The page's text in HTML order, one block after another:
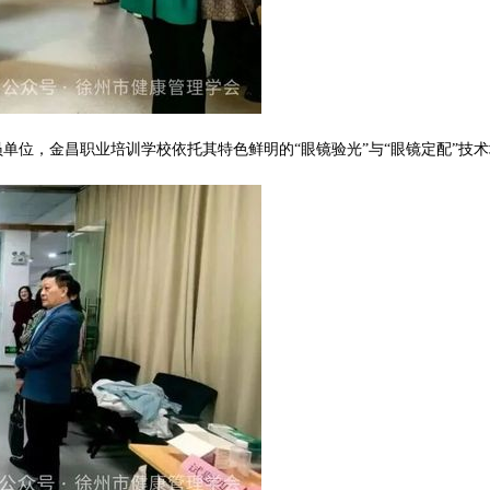
位，金昌职业培训学校依托其特色鲜明的“眼镜验光”与“眼镜定配”技